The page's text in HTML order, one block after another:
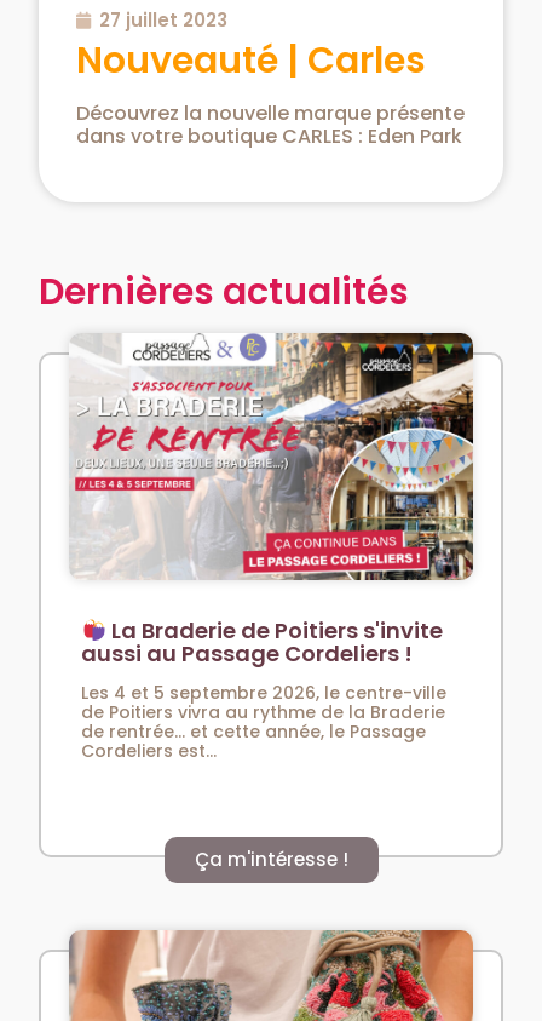
27 juillet 2023
Nouveauté | Carles
Découvrez la nouvelle marque présente
dans votre boutique CARLES : Eden Park
Dernières actualités
La Braderie de Poitiers s'invite
aussi au Passage Cordeliers !
Les 4 et 5 septembre 2026, le centre-ville
de Poitiers vivra au rythme de la Braderie
de rentrée… et cette année, le Passage
Cordeliers est...
Ça m'intéresse !